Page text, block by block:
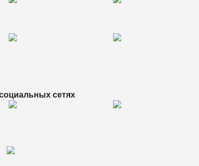
сетях